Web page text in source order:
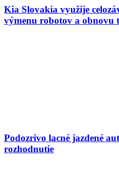
Kia Slovakia využije
výmenu robotov a obnovu
Podozrivo lacné jazdené
rozhodnutie